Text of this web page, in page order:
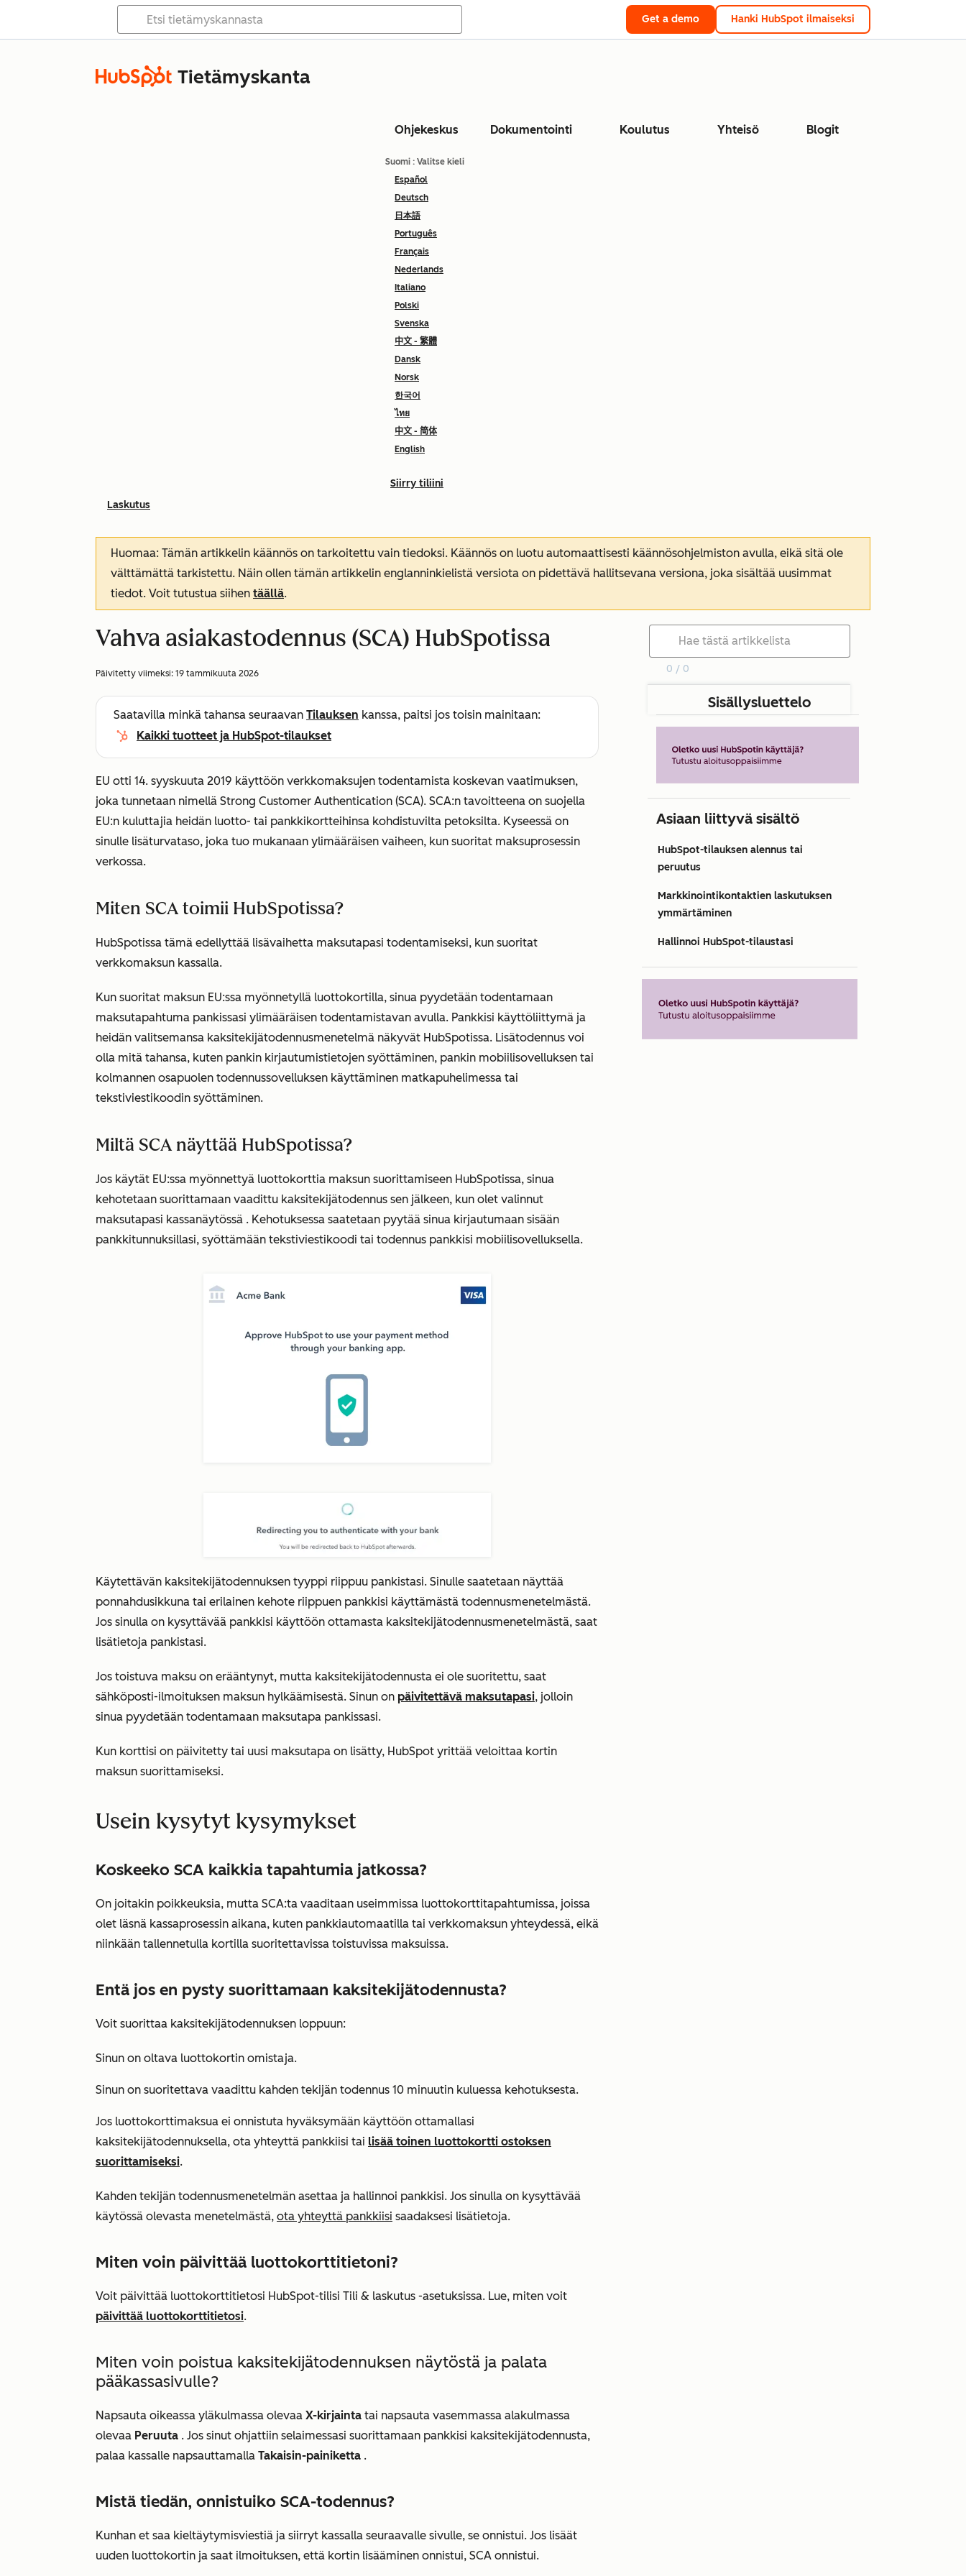
Get a demo Hanki HubSpot ilmaiseksi
Tietämyskanta
Ohjekeskus Dokumentointi Koulutus Yhteisö Blogit
Suomi : Valitse kieli
Español
Deutsch
日本語
Português
Français
Nederlands
Italiano
Polski
Svenska
中文 - 繁體
Dansk
Norsk
한국어
ไทย
中文 - 简体
English
Siirry tiliini
Laskutus
Huomaa: Tämän artikkelin käännös on tarkoitettu vain tiedoksi. Käännös on luotu automaattisesti käännösohjelmiston avulla, eikä sitä ole
välttämättä tarkistettu. Näin ollen tämän artikkelin englanninkielistä versiota on pidettävä hallitsevana versiona, joka sisältää uusimmat
tiedot. Voit tutustua siihen täällä.
Vahva asiakastodennus (SCA) HubSpotissa
Päivitetty viimeksi: 19 tammikuuta 2026
Saatavilla minkä tahansa seuraavan Tilauksen kanssa, paitsi jos toisin mainitaan:
Kaikki tuotteet ja HubSpot-tilaukset
EU otti 14. syyskuuta 2019 käyttöön verkkomaksujen todentamista koskevan vaatimuksen,
joka tunnetaan nimellä Strong Customer Authentication (SCA). SCA:n tavoitteena on suojella
EU:n kuluttajia heidän luotto- tai pankkikortteihinsa kohdistuvilta petoksilta. Kyseessä on
sinulle lisäturvataso, joka tuo mukanaan ylimääräisen vaiheen, kun suoritat maksuprosessin
verkossa.
Miten SCA toimii HubSpotissa?
HubSpotissa tämä edellyttää lisävaihetta maksutapasi todentamiseksi, kun suoritat
verkkomaksun kassalla.
Kun suoritat maksun EU:ssa myönnetyllä luottokortilla, sinua pyydetään todentamaan
maksutapahtuma pankissasi ylimääräisen todentamistavan avulla. Pankkisi käyttöliittymä ja
heidän valitsemansa kaksitekijätodennusmenetelmä näkyvät HubSpotissa. Lisätodennus voi
olla mitä tahansa, kuten pankin kirjautumistietojen syöttäminen, pankin mobiilisovelluksen tai
kolmannen osapuolen todennussovelluksen käyttäminen matkapuhelimessa tai
tekstiviestikoodin syöttäminen.
Miltä SCA näyttää HubSpotissa?
Jos käytät EU:ssa myönnettyä luottokorttia maksun suorittamiseen HubSpotissa, sinua
kehotetaan suorittamaan vaadittu kaksitekijätodennus sen jälkeen, kun olet valinnut
maksutapasi kassanäytössä . Kehotuksessa saatetaan pyytää sinua kirjautumaan sisään
pankkitunnuksillasi, syöttämään tekstiviestikoodi tai todennus pankkisi mobiilisovelluksella.
Käytettävän kaksitekijätodennuksen tyyppi riippuu pankistasi. Sinulle saatetaan näyttää
ponnahdusikkuna tai erilainen kehote riippuen pankkisi käyttämästä todennusmenetelmästä.
Jos sinulla on kysyttävää pankkisi käyttöön ottamasta kaksitekijätodennusmenetelmästä, saat
lisätietoja pankistasi.
Jos toistuva maksu on erääntynyt, mutta kaksitekijätodennusta ei ole suoritettu, saat
sähköposti-ilmoituksen maksun hylkäämisestä. Sinun on päivitettävä maksutapasi, jolloin
sinua pyydetään todentamaan maksutapa pankissasi.
Kun korttisi on päivitetty tai uusi maksutapa on lisätty, HubSpot yrittää veloittaa kortin
maksun suorittamiseksi.
Usein kysytyt kysymykset
Koskeeko SCA kaikkia tapahtumia jatkossa?
On joitakin poikkeuksia, mutta SCA:ta vaaditaan useimmissa luottokorttitapahtumissa, joissa
olet läsnä kassaprosessin aikana, kuten pankkiautomaatilla tai verkkomaksun yhteydessä, eikä
niinkään tallennetulla kortilla suoritettavissa toistuvissa maksuissa.
Entä jos en pysty suorittamaan kaksitekijätodennusta?
Voit suorittaa kaksitekijätodennuksen loppuun:
Sinun on oltava luottokortin omistaja.
Sinun on suoritettava vaadittu kahden tekijän todennus 10 minuutin kuluessa kehotuksesta.
Jos luottokorttimaksua ei onnistuta hyväksymään käyttöön ottamallasi
kaksitekijätodennuksella, ota yhteyttä pankkiisi tai lisää toinen luottokortti ostoksen
suorittamiseksi.
Kahden tekijän todennusmenetelmän asettaa ja hallinnoi pankkisi. Jos sinulla on kysyttävää
käytössä olevasta menetelmästä, ota yhteyttä pankkiisi saadaksesi lisätietoja.
Miten voin päivittää luottokorttitietoni?
Voit päivittää luottokorttitietosi HubSpot-tilisi Tili & laskutus -asetuksissa. Lue, miten voit
päivittää luottokorttitietosi.
Miten voin poistua kaksitekijätodennuksen näytöstä ja palata
pääkassasivulle?
Napsauta oikeassa yläkulmassa olevaa X-kirjainta tai napsauta vasemmassa alakulmassa
olevaa Peruuta . Jos sinut ohjattiin selaimessasi suorittamaan pankkisi kaksitekijätodennusta,
palaa kassalle napsauttamalla Takaisin-painiketta .
Mistä tiedän, onnistuiko SCA-todennus?
Kunhan et saa kieltäytymisviestiä ja siirryt kassalla seuraavalle sivulle, se onnistui. Jos lisäät
uuden luottokortin ja saat ilmoituksen, että kortin lisääminen onnistui, SCA onnistui.
0 / 0
Sisällysluettelo
Asiaan liittyvä sisältö
HubSpot-tilauksen alennus tai
peruutus
Markkinointikontaktien laskutuksen
ymmärtäminen
Hallinnoi HubSpot-tilaustasi